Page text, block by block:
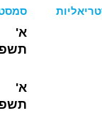
א'
א'